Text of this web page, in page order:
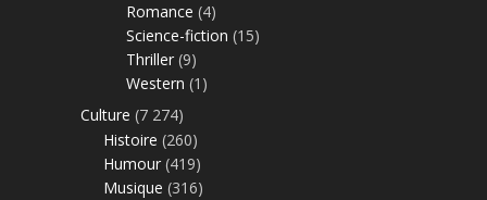
Romance (4)
Science-fiction (15)
Thriller (9)
Western (1)
Culture (7 274)
Histoire (260)
Humour (419)
Musique (316)